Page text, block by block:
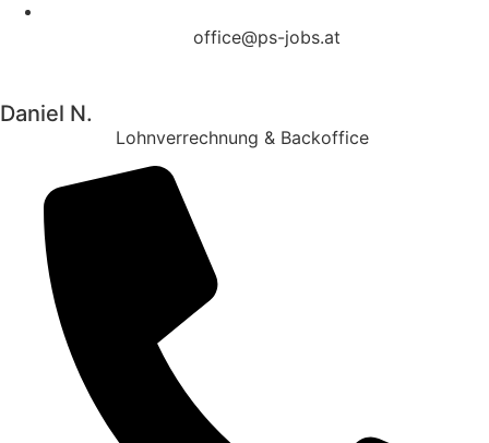
office@ps-jobs.at
Daniel N.
Lohnverrechnung & Backoffice